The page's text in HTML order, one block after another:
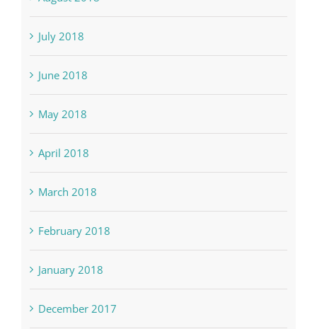
July 2018
June 2018
May 2018
April 2018
March 2018
February 2018
January 2018
December 2017